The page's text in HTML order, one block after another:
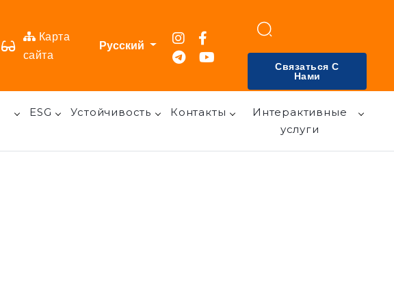
Карта
сайта
Русский
Связаться С
Нами
ESG Устойчивость Контакты
Интерактивные
услуги